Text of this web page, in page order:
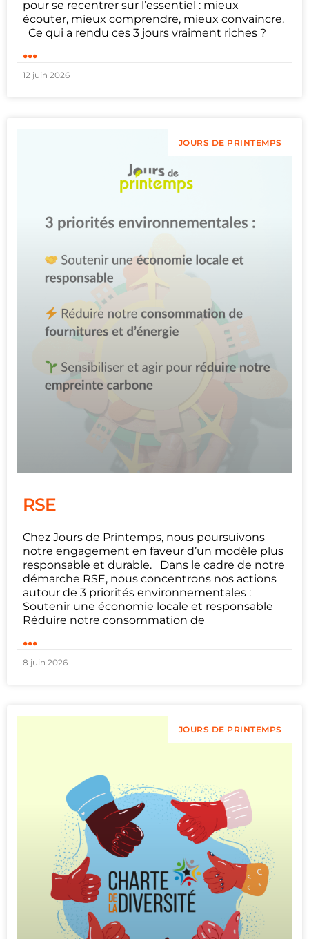
pour se recentrer sur l’essentiel : mieux
écouter, mieux comprendre, mieux convaincre.
Ce qui a rendu ces 3 jours vraiment riches ?
...
12 juin 2026
JOURS DE PRINTEMPS
RSE
Chez Jours de Printemps, nous poursuivons
notre engagement en faveur d’un modèle plus
responsable et durable. Dans le cadre de notre
démarche RSE, nous concentrons nos actions
autour de 3 priorités environnementales :
Soutenir une économie locale et responsable
Réduire notre consommation de
...
8 juin 2026
JOURS DE PRINTEMPS